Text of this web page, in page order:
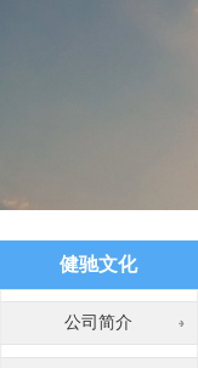
健驰文化
公司简介